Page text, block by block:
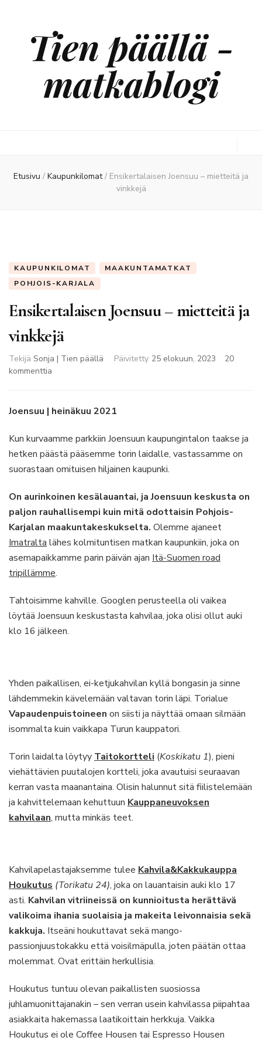
Tien päällä -
matkablogi
Etusivu / Kaupunkilomat/ Ensikertalaisen Joensuu – mietteitä ja
vinkkejä
KAUPUNKILOMAT
MAAKUNTAMATKAT
POHJOIS-KARJALA
Ensikertalaisen Joensuu – mietteitä ja
vinkkejä
Tekijä Sonja | Tien päällä Päivitetty 25 elokuun, 2023
20
kommenttia
–
vinkkejä
Joensuu | heinäkuu 2021
Kun kurvaamme parkkiin Joensuun kaupungintalon taakse ja
hetken päästä pääsemme torin laidalle, vastassamme on
suorastaan omituisen hiljainen kaupunki.
On aurinkoinen kesälauantai, ja Joensuun keskusta on
paljon rauhallisempi kuin mitä odottaisin Pohjois-
Karjalan maakuntakeskukselta. Olemme ajaneet
Imatralta lähes kolmituntisen matkan kaupunkiin, joka on
asemapaikkamme parin päivän ajan Itä-Suomen road
tripillämme.
Tahtoisimme kahville. Googlen perusteella oli vaikea
löytää Joensuun keskustasta kahvilaa, joka olisi ollut auki
klo 16 jälkeen.
Yhden paikallisen, ei-ketjukahvilan kyllä bongasin ja sinne
lähdemmekin kävelemään valtavan torin läpi. Torialue
Vapaudenpuistoineen on siisti ja näyttää omaan silmään
isommalta kuin vaikkapa Turun kauppatori.
Torin laidalta löytyy Taitokortteli (Koskikatu 1), pieni
viehättävien puutalojen kortteli, joka avautuisi seuraavan
kerran vasta maanantaina. Olisin halunnut sitä fiilistelemään
ja kahvittelemaan kehuttuun Kauppaneuvoksen
kahvilaan, mutta minkäs teet.
Kahvilapelastajaksemme tulee Kahvila&Kakkukauppa
Houkutus (Torikatu 24), joka on lauantaisin auki klo 17
asti. Kahvilan vitriineissä on kunnioitusta herättävä
valikoima ihania suolaisia ja makeita leivonnaisia sekä
kakkuja. Itseäni houkuttavat sekä mango-
passionjuustokakku että voisilmäpulla, joten päätän ottaa
molemmat. Ovat erittäin herkullisia.
Houkutus tuntuu olevan paikallisten suosiossa
juhlamuonittajanakin – sen verran usein kahvilassa piipahtaa
asiakkaita hakemassa laatikoittain herkkuja. Vaikka
Houkutus ei ole Coffee Housen tai Espresso Housen